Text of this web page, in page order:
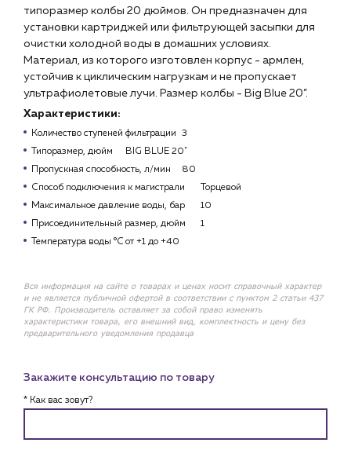
типоразмер колбы 20 дюймов. Он предназначен для
установки картриджей или фильтрующей засыпки для
очистки холодной воды в домашних условиях.
Материал, из которого изготовлен корпус - армлен,
устойчив к циклическим нагрузкам и не пропускает
ультрафиолетовые лучи. Размер колбы - Big Blue 20”.
Характеристики:
Количество ступеней фильтрации
3
Типоразмер, дюйм
BIG BLUE 20"
Пропускная способность, л/мин
80
Способ подключения к магистрали
Торцевой
Максимальное давление воды, бар
10
Присоединительный размер, дюйм
1
Температура воды °С от +1 до +40
Вся информация на сайте о товарах и ценах носит справочный характер
и не является публичной офертой в соответствии с пунктом 2 статьи 437
ГК РФ. Производитель оставляет за собой право изменять
характеристики товара, его внешний вид, комплектность и цену без
предварительного уведомления продавца
Закажите консультацию по товару
* Как вас зовут?